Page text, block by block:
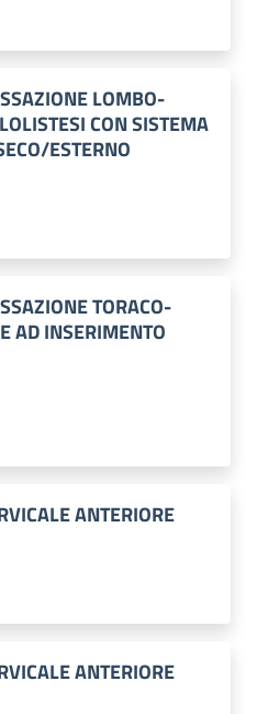
LOMBO-
CON SISTEMA
ESTERNO
TORACO-
AD INSERIMENTO
ANTERIORE
ANTERIORE